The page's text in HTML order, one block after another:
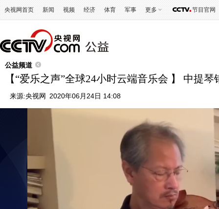
央视网首页 新闻 视频 经济 体育 军事 更多 节目官网
公益频道
【“爱乐之声”全球24小时云端音乐会 】 中提
来源:央视网 2020年06月24日 14:08